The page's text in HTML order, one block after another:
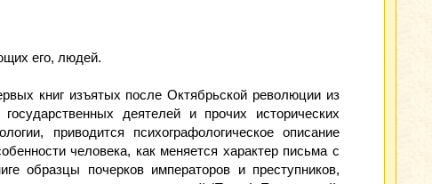
его, людей.
книг изъятых после Октябрьской революции из
деятелей и прочих исторических
приводится психографологическое описание
человека, как меняется характер письма с
образцы почерков императоров и преступников,